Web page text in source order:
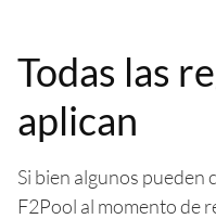
Todas las
aplican
Si bien algunos
F2Pool al momento de